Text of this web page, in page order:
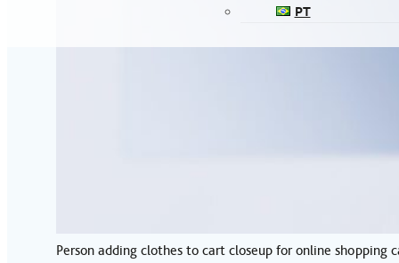
PT
Person adding clothes to cart closeup for online shopping